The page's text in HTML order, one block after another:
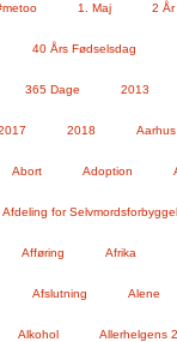
1. Maj 2 År
40 Års Fødselsdag
365 Dage 2013
2018 Aarhus
Abort Adoption
Afdeling for
Afføring Afrika
Afslutning Alene
Alkohol Allerhelgens